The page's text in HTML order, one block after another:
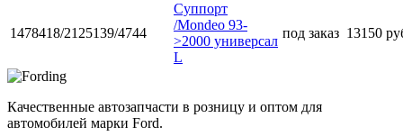
1478418/2125139/4744
Суппорт
/Mondeo 93-
>2000 универсал
L
под заказ 13150
Качественные автозапчасти в розницу и оптом для
автомобилей марки Ford.